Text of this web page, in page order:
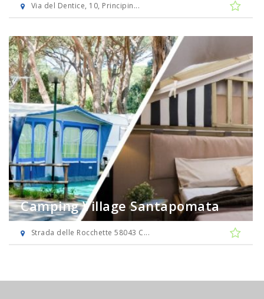
Via del Dentice, 10, Principin...
Camping Village Santapomata
Strada delle Rocchette 58043 C...